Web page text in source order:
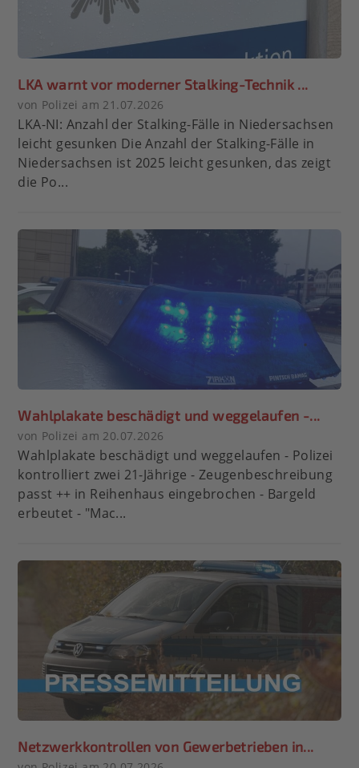
LKA warnt vor moderner Stalking-Technik ...
von Polizei am 21.07.2026
LKA-NI: Anzahl der Stalking-Fälle in Niedersachsen
leicht gesunken Die Anzahl der Stalking-Fälle in
Niedersachsen ist 2025 leicht gesunken, das zeigt
die Po...
Wahlplakate beschädigt und weggelaufen -...
von Polizei am 20.07.2026
Wahlplakate beschädigt und weggelaufen - Polizei
kontrolliert zwei 21-Jährige - Zeugenbeschreibung
passt ++ in Reihenhaus eingebrochen - Bargeld
erbeutet - "Mac...
Netzwerkkontrollen von Gewerbetrieben in...